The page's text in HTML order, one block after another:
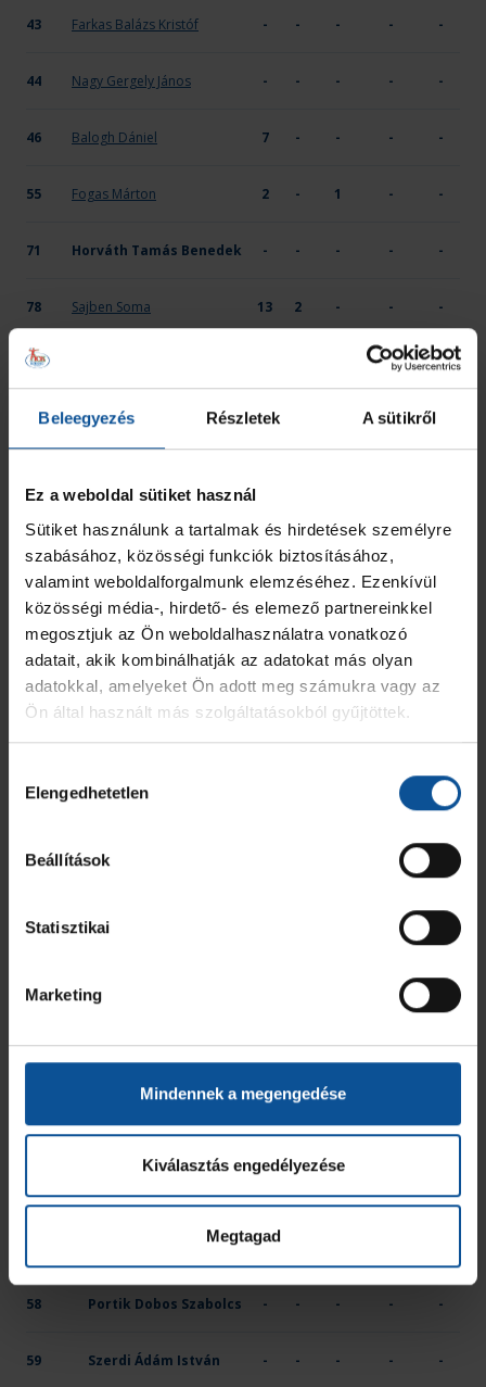
Beleegyezés Részletek A sütikről
Ez a weboldal sütiket használ
Sütiket használunk a tartalmak és hirdetések személyre
szabásához, közösségi funkciók biztosításához,
valamint weboldalforgalmunk elemzéséhez. Ezenkívül
közösségi média-, hirdető- és elemező partnereinkkel
megosztjuk az Ön weboldalhasználatra vonatkozó
adatait, akik kombinálhatják az adatokat más olyan
adatokkal, amelyeket Ön adott meg számukra vagy az
Ön által használt más szolgáltatásokból gyűjtöttek.
kiválasztása
Elengedhetetlen
Beállítások
Statisztikai
Marketing
Mindennek a megengedése
Kiválasztás engedélyezése
Megtagad
43 Farkas Balázs Kristóf - - - - -
44 Nagy Gergely János - - - - -
46 Balogh Dániel 7 - - - -
55 Fogas Márton 2 - 1 - -
71 Horváth Tamás Benedek - - - - -
78 Sajben Soma 13 2 - - -
96 - -
ÖSSZESEN 37 1
OTP Bank-Pick Szeged
Dányi István - - Kapusedző
Hutvágner István - - - Vezetőedző
Miskolczi Gábor Tamás - - -
Szász Bálint - - -
ÖSSZESEN 0 0 0
MEZ JÁTÉKOS SÁRGA KIZÁR
-
27 Karnok Donát - - - - -
31 Dula Dominik 1 - - - -
Trefán Szabolcs Örs -
58 Portik Dobos Szabolcs - - - - -
59 Szerdi Ádám István - - - - -